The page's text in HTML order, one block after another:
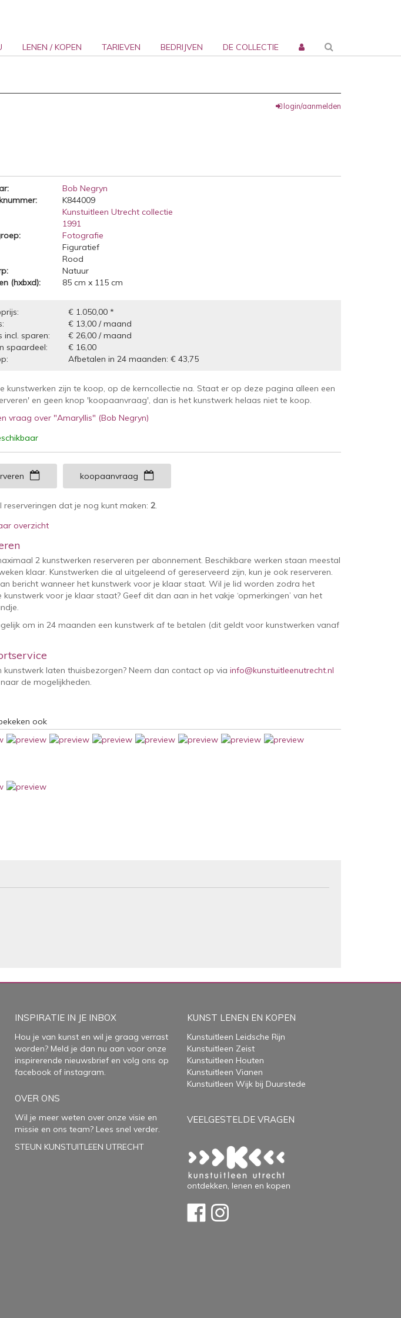
LENEN / KOPEN TARIEVEN BEDRIJVEN DE COLLECTIE
login/aanmelden
Bob Negryn
K844009
Kunstuitleen Utrecht collectie
1991
Fotografie
Figuratief
Rood
Natuur
(hxbxd):
85 cm x 115 cm
€ 1.050,00 *
€ 13,00 / maand
incl. sparen:
€ 26,00 / maand
spaardeel:
€ 16,00
Afbetalen in 24 maanden: € 43,75
kunstwerken zijn te koop, op de kerncollectie na. Staat er op deze pagina alleen een
en geen knop 'koopaanvraag', dan is het kunstwerk helaas niet te koop.
vraag over "Amaryllis" (Bob Negryn)
koopaanvraag
reserveringen dat je nog kunt maken: 2
overzicht
2 kunstwerken reserveren per abonnement. Beschikbare werken staan meestal
klaar. Kunstwerken die al uitgeleend of gereserveerd zijn, kun je ook reserveren.
bericht wanneer het kunstwerk voor je klaar staat. Wil je lid worden zodra het
kunstwerk voor je klaar staat? Geef dit dan aan in het vakje ‘opmerkingen’ van het
om in 24 maanden een kunstwerk af te betalen (dit geldt voor kunstwerken vanaf
kunstwerk laten thuisbezorgen? Neem dan contact op via info@kunstuitleenutrecht.nl
de mogelijkheden.
ook
INSPIRATIE IN JE INBOX
Hou je van kunst en wil je graag verrast
worden? Meld je dan nu aan voor onze
inspirerende nieuwsbrief en volg ons op
facebook of instagram
OVER ONS
Wil je meer weten over onze visie en
missie en ons team? Lees snel verder.
STEUN KUNSTUITLEEN UTRECHT
KUNST LENEN EN KOPEN
Kunstuitleen Leidsche Rijn
Kunstuitleen Zeist
Kunstuitleen Houten
Kunstuitleen Vianen
Kunstuitleen Wijk bij Duurstede
VEELGESTELDE VRAGEN
ontdekken, lenen en kopen